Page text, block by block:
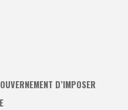
D’IMPOSER